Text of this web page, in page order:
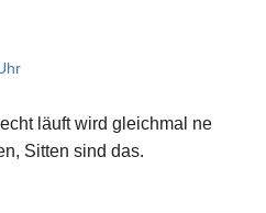
läuft wird gleichmal ne
Sitten sind das.